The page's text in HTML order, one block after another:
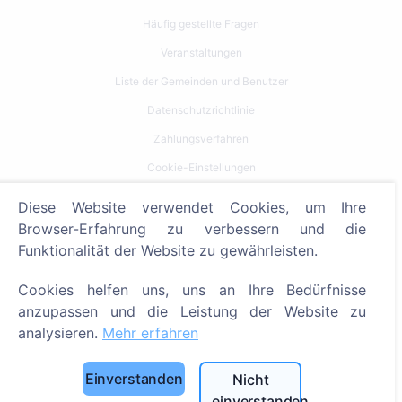
Häufig gestellte Fragen
Veranstaltungen
Liste der Gemeinden und Benutzer
Datenschutzrichtlinie
Zahlungsverfahren
Cookie-Einstellungen
Suche
Bestattete suchen
Dienstleistungen
SIA "CEMETY", LV40103618951
Diese Website verwendet Cookies, um Ihre
Browser-Erfahrung zu verbessern und die
Funktionalität der Website zu gewährleisten.
Cookies helfen uns, uns an Ihre Bedürfnisse
anzupassen und die Leistung der Website zu
analysieren. Mehr erfahren
Einverstanden
Nicht